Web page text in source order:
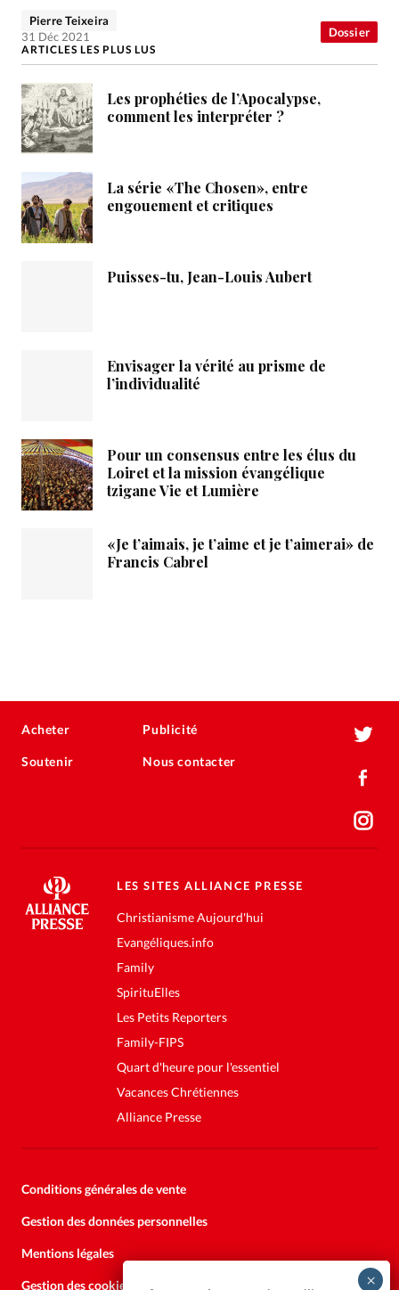
Dossier
Pierre Teixeira
31 Déc 2021
ARTICLES LES PLUS LUS
Les prophéties de l’Apocalypse,
comment les interpréter ?
La série «The Chosen», entre
engouement et critiques
Puisses-tu, Jean-Louis Aubert
Envisager la vérité au prisme de
l’individualité
Pour un consensus entre les élus du
Loiret et la mission évangélique
tzigane Vie et Lumière
«Je t’aimais, je t’aime et je t’aimerai» de
Francis Cabrel
Acheter
Soutenir
Publicité
Nous contacter
LES SITES ALLIANCE PRESSE
Christianisme Aujourd'hui
Evangéliques.info
Family
SpirituElles
Les Petits Reporters
Family-FIPS
Quart d'heure pour l'essentiel
Vacances Chrétiennes
Alliance Presse
Conditions générales de vente
Gestion des données personnelles
Mentions légales
Gestion des cookies